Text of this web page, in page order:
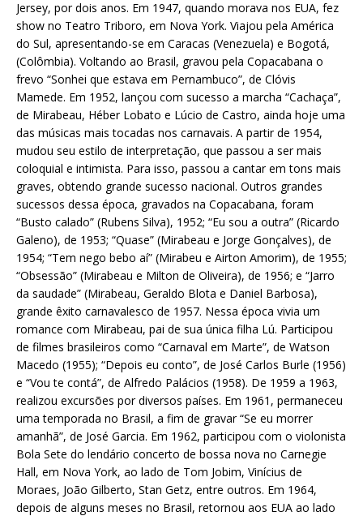
Jersey, por dois anos. Em 1947, quando morava nos EUA, fez
show no Teatro Triboro, em Nova York. Viajou pela América
do Sul, apresentando-se em Caracas (Venezuela) e Bogotá,
(Colômbia). Voltando ao Brasil, gravou pela Copacabana o
frevo “Sonhei que estava em Pernambuco”, de Clóvis
Mamede. Em 1952, lançou com sucesso a marcha “Cachaça”,
de Mirabeau, Héber Lobato e Lúcio de Castro, ainda hoje uma
das músicas mais tocadas nos carnavais. A partir de 1954,
mudou seu estilo de interpretação, que passou a ser mais
coloquial e intimista. Para isso, passou a cantar em tons mais
graves, obtendo grande sucesso nacional. Outros grandes
sucessos dessa época, gravados na Copacabana, foram
“Busto calado” (Rubens Silva), 1952; “Eu sou a outra” (Ricardo
Galeno), de 1953; “Quase” (Mirabeau e Jorge Gonçalves), de
1954; “Tem nego bebo aí” (Mirabeu e Airton Amorim), de 1955;
“Obsessão” (Mirabeau e Milton de Oliveira), de 1956; e “Jarro
da saudade” (Mirabeau, Geraldo Blota e Daniel Barbosa),
grande êxito carnavalesco de 1957. Nessa época vivia um
romance com Mirabeau, pai de sua única filha Lú. Participou
de filmes brasileiros como “Carnaval em Marte”, de Watson
Macedo (1955); “Depois eu conto”, de José Carlos Burle (1956)
e “Vou te contá”, de Alfredo Palácios (1958). De 1959 a 1963,
realizou excursões por diversos países. Em 1961, permaneceu
uma temporada no Brasil, a fim de gravar “Se eu morrer
amanhã”, de José Garcia. Em 1962, participou com o violonista
Bola Sete do lendário concerto de bossa nova no Carnegie
Hall, em Nova York, ao lado de Tom Jobim, Vinícius de
Moraes, João Gilberto, Stan Getz, entre outros. Em 1964,
depois de alguns meses no Brasil, retornou aos EUA ao lado